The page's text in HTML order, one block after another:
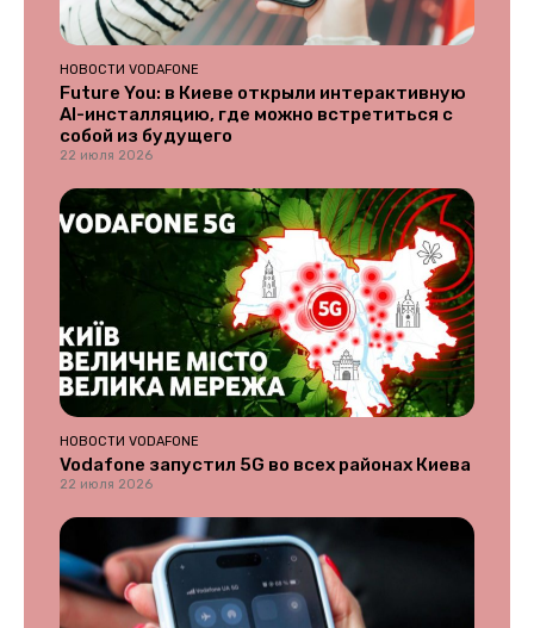
НОВОСТИ VODAFONE
Future You: в Киеве открыли интерактивную
AI-инсталляцию, где можно встретиться с
собой из будущего
22 июля 2026
НОВОСТИ VODAFONE
Vodafone запустил 5G во всех районах Киева
22 июля 2026